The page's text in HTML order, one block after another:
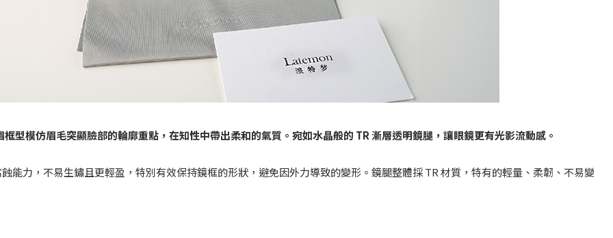
型模仿眉毛突顯臉部的輪廓重點，在知性中帶出柔和的氣質。宛如水晶般的 TR 漸層透明鏡腿，讓眼鏡更有光影流動感。
能力，不易生鏽且更輕盈，特別有效保持鏡框的形狀，避免因外力導致的變形。鏡腿整體採 TR 材質，特有的輕量、柔韌、不易變